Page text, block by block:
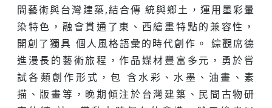
間藝術與台灣建築,結合傳 統與鄉⼟，運⽤墨彩暈
染特⾊，融會貫通了東、西繪畫特點的兼容性，
開創了獨具 個⼈風格語彙的時代創作。 綜觀席德
進漫長的藝術旅程，作品媒材豐富多元，勇於嘗
試各類創作形式，包 含⽔彩、⽔墨、油畫、素
描、版畫等，晚期傾注於台灣建築、民間古物研